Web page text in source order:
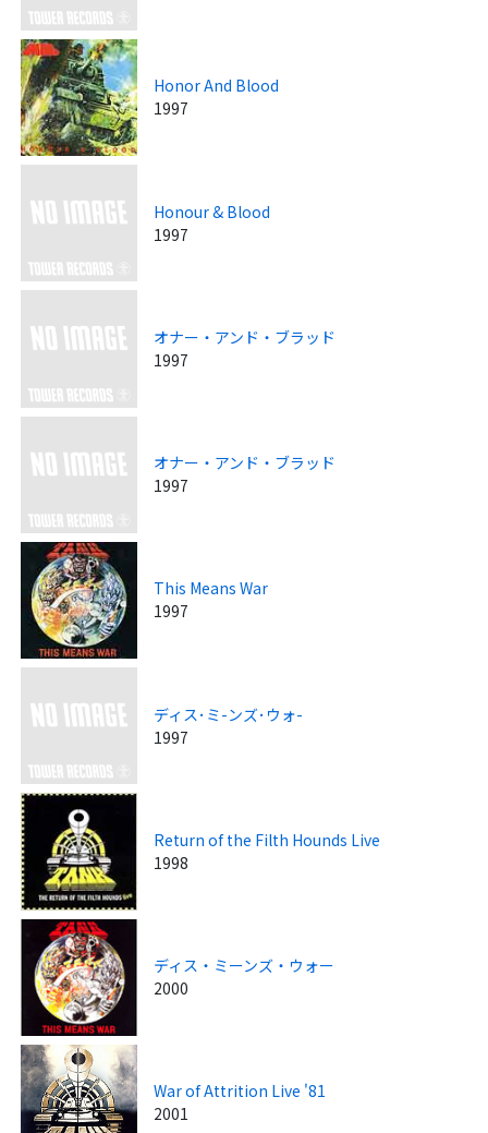
Honor And Blood
1997
Honour & Blood
1997
オナー・アンド・ブラッド
1997
オナー・アンド・ブラッド
1997
This Means War
1997
ディス･ミ-ンズ･ウォ-
1997
Return of the Filth Hounds Live
1998
ディス・ミーンズ・ウォー
2000
War of Attrition Live '81
2001